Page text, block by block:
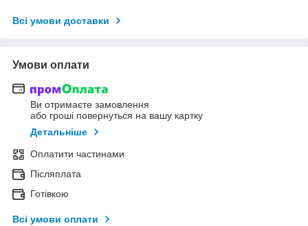
Всі умови доставки
Умови оплати
Ви отримаєте замовлення
або гроші повернуться на вашу картку
Детальніше
Оплатити частинами
Післяплата
Готівкою
Всі умови оплати